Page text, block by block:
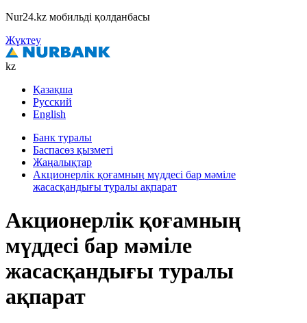
Nur24.kz мобильді қолданбасы
Жүктеу
kz
Қазақша
Русский
English
Банк туралы
Баспасөз қызметі
Жаңалықтар
Акционерлік қоғамның мүддесі бар мәміле
жасасқандығы туралы ақпарат
Акционерлік қоғамның
мүддесі бар мәміле
жасасқандығы туралы
ақпарат